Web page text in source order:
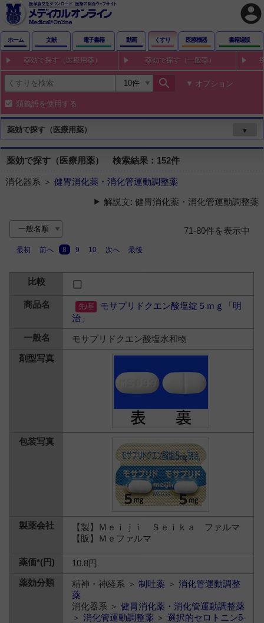
account_circle
ホーム 文献 電子書籍 動画 くすり 医療機器 書籍通販
薬効で探す（医療用薬） 薬効で探す（一般薬）
search オプション
類義語を使用する
薬効で探す（医療用薬） ▼
薬効で探す（医療用薬） 検索結果：152件
消化器系 ＞ 健胃消化薬・消化管運動調整薬
解説文: 健胃消化薬・消化管運動調整薬
71-80件を表示中
最初 前へ 8 9 10 次へ 最後
モサプリドクエン酸塩錠５ｍｇ「明
治」
モサプリドクエン酸塩水和物
【製】Ｍｅｉｊｉ Ｓｅｉｋａ ファルマ
【販】Ｍｅファルマ
10.8円
精神・神経系 ＞制吐薬 ＞消化管運動調整
薬
消化器系 ＞健胃消化薬・消化管運動調整薬
＞消化管運動調整薬 ＞選択的セロトニン5-